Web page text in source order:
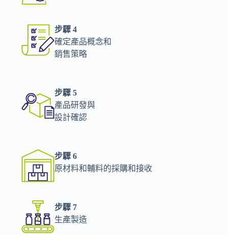
步驟 4
確定產品概念和
銷售策略
步驟 5
產品研發與
設計確認
步驟 6
原材料和輔料的採購和接收
步驟 7
生產製造